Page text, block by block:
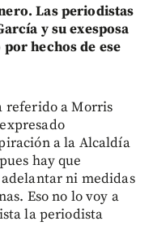
Las periodistas
y su exesposa
hechos de ese
referido a Morris
a la Alcaldía
hay que
ni medidas
Eso no lo voy a
la periodista